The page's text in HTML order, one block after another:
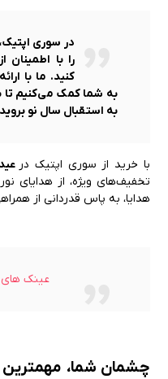
در سوری
را با
کنید. ما با
به شما کمک می‌کنیم تا
به استقبال سال نو
با خرید از سوری اپتیک در
تخفیف‌های ویژه، از هدایای
هدایا، به پاس قدردانی از
عینک
چشمان شما، مهمترین